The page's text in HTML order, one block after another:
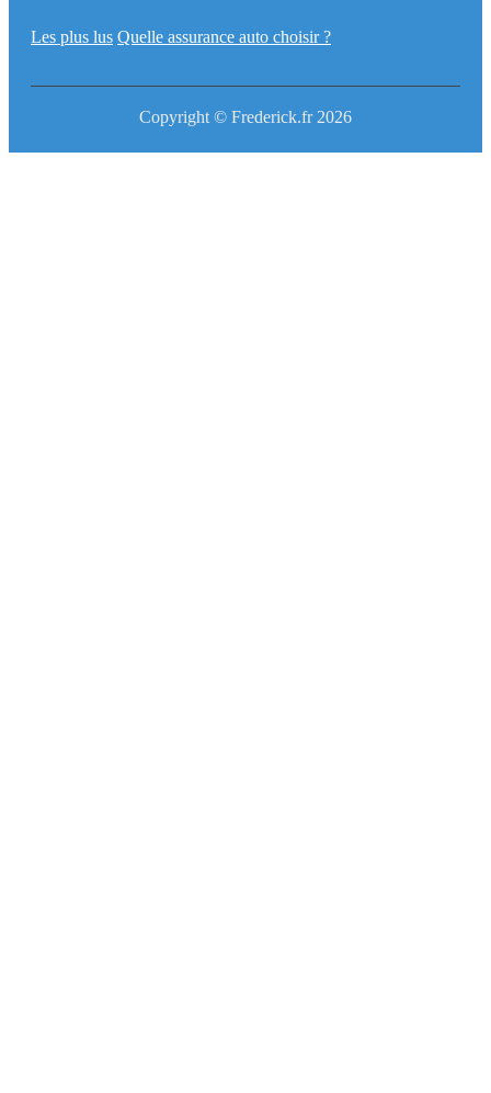
Les plus lus Quelle assurance auto choisir ?
Copyright © Frederick.fr 2026